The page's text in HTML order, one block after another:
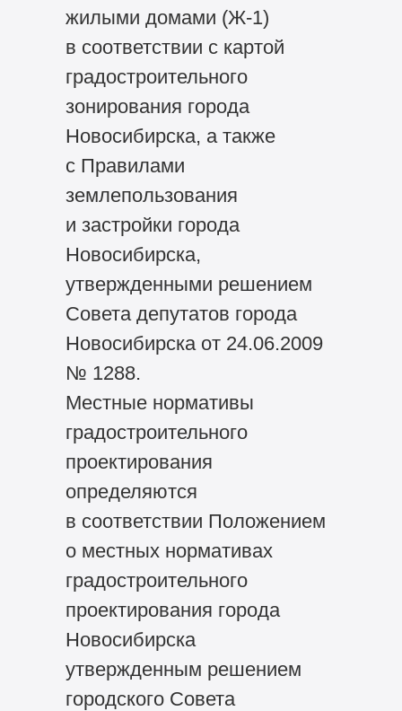
жилыми домами (Ж-1)
в соответствии с картой
градостроительного
зонирования города
Новосибирска, а также
с Правилами
землепользования
и застройки города
Новосибирска,
утвержденными решением
Совета депутатов города
Новосибирска от 24.06.2009
№ 1288.
Местные нормативы
градостроительного
проектирования
определяются
в соответствии Положением
о местных нормативах
градостроительного
проектирования города
Новосибирска
утвержденным решением
городского Совета